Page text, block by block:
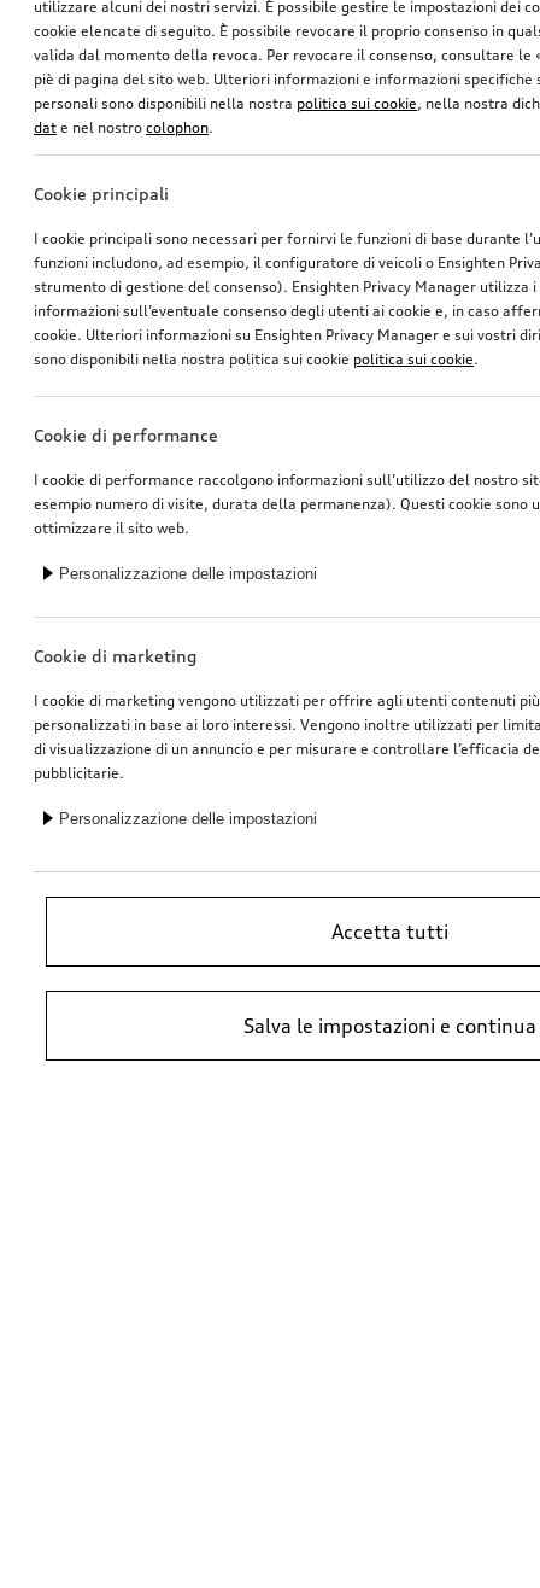
IVA inclusa. I prezzi presso il concessionario Audi potrebbero differire;
Audi necessari.
utilizzare alcuni dei nostri servizi. È possibile gestire le impostazioni dei
cookie elencate di seguito. È possibile revocare il proprio consenso in
valida dal momento della revoca. Per revocare il consenso, consultare le
piè di pagina del sito web. Ulteriori informazioni e informazioni specifiche
personali sono disponibili nella nostra politica sui cookie, nella nostra
dat e nel nostro colophon.
Cookie principali
I cookie principali sono necessari per fornirvi le funzioni di base durante
funzioni includono, ad esempio, il configuratore di veicoli o Ensighten
strumento di gestione del consenso). Ensighten Privacy Manager utilizza
informazioni sull’eventuale consenso degli utenti ai cookie e, in caso
cookie. Ulteriori informazioni su Ensighten Privacy Manager e sui vostri
sono disponibili nella nostra politica sui cookie politica sui cookie.
Cookie di performance
I cookie di performance raccolgono informazioni sull’utilizzo del nostro
esempio numero di visite, durata della permanenza). Questi cookie sono
ottimizzare il sito web.
Personalizzazione delle impostazioni
Cookie di marketing
I cookie di marketing vengono utilizzati per offrire agli utenti contenuti
personalizzati in base ai loro interessi. Vengono inoltre utilizzati per
di visualizzazione di un annuncio e per misurare e controllare l’efficacia
pubblicitarie.
Personalizzazione delle impostazioni
Accetta tutti
Salva le impostazioni e continua